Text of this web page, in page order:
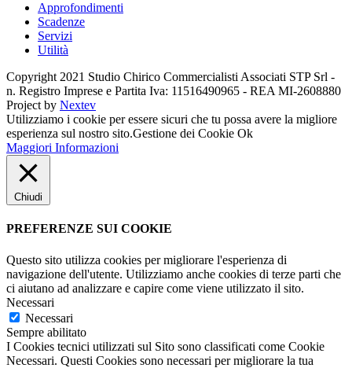
Approfondimenti
Scadenze
Servizi
Utilità
Copyright 2021 Studio Chirico Commercialisti Associati STP Srl -
n. Registro Imprese e Partita Iva: 11516490965 - REA MI-2608880
Project by Nextev
Utilizziamo i cookie per essere sicuri che tu possa avere la migliore
esperienza sul nostro sito.Gestione dei Cookie Ok
Maggiori Informazioni
Chiudi
PREFERENZE SUI COOKIE
Questo sito utilizza cookies per migliorare l'esperienza di
navigazione dell'utente. Utilizziamo anche cookies di terze parti che
ci aiutano ad analizzare e capire come viene utilizzato il sito.
Necessari
Necessari
Sempre abilitato
I Cookies tecnici utilizzati sul Sito sono classificati come Cookie
Necessari. Questi Cookies sono necessari per migliorare la tua